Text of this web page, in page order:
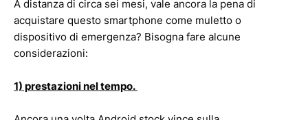
A distanza di circa sei mesi, vale ancora la pena di
acquistare questo smartphone come muletto o
dispositivo di emergenza? Bisogna fare alcune
considerazioni:
1) prestazioni nel tempo.